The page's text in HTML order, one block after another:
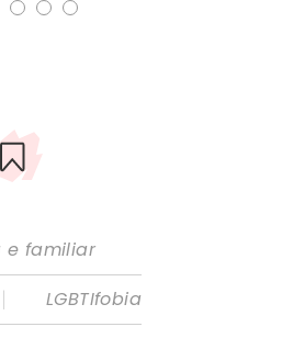
e familiar
|
LGBTIfobia